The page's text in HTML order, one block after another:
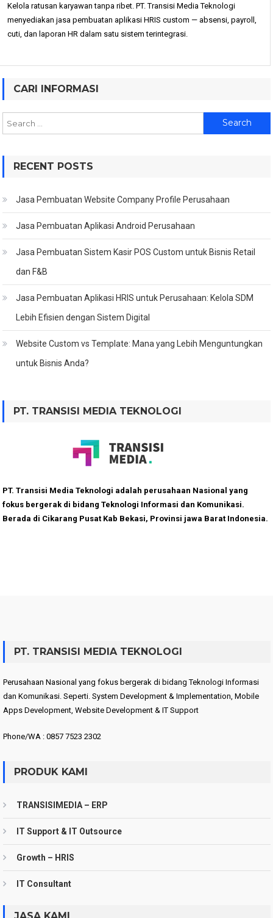
Kelola ratusan karyawan tanpa ribet. PT. Transisi Media Teknologi
menyediakan jasa pembuatan aplikasi HRIS custom — absensi, payroll,
cuti, dan laporan HR dalam satu sistem terintegrasi.
CARI INFORMASI
Search
for:
RECENT POSTS
Jasa Pembuatan Website Company Profile Perusahaan
Jasa Pembuatan Aplikasi Android Perusahaan
Jasa Pembuatan Sistem Kasir POS Custom untuk Bisnis Retail
dan F&B
Jasa Pembuatan Aplikasi HRIS untuk Perusahaan: Kelola SDM
Lebih Efisien dengan Sistem Digital
Website Custom vs Template: Mana yang Lebih Menguntungkan
untuk Bisnis Anda?
PT. TRANSISI MEDIA TEKNOLOGI
PT. Transisi Media Teknologi adalah perusahaan Nasional yang
fokus bergerak di bidang Teknologi Informasi dan Komunikasi.
Berada di Cikarang Pusat Kab Bekasi, Provinsi jawa Barat Indonesia.
PT. TRANSISI MEDIA TEKNOLOGI
Perusahaan Nasional yang fokus bergerak di bidang Teknologi Informasi
dan Komunikasi. Seperti. System Development & Implementation, Mobile
Apps Development, Website Development & IT Support
Phone/WA : 0857 7523 2302
PRODUK KAMI
TRANSISIMEDIA – ERP
IT Support & IT Outsource
Growth – HRIS
IT Consultant